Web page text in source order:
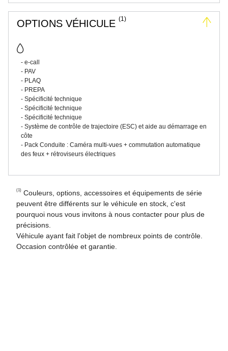
OPTIONS VÉHICULE (1)
e-call
PAV
PLAQ
PREPA
Spécificité technique
Spécificité technique
Spécificité technique
Système de contrôle de trajectoire (ESC) et aide au démarrage en
côte
Pack Conduite : Caméra multi-vues + commutation automatique
des feux + rétroviseurs électriques
(1) Couleurs, options, accessoires et équipements de série
peuvent être différents sur le véhicule en stock, c'est
pourquoi nous vous invitons à nous contacter pour plus de
précisions.
Véhicule ayant fait l'objet de nombreux points de contrôle.
Occasion contrôlée et garantie.